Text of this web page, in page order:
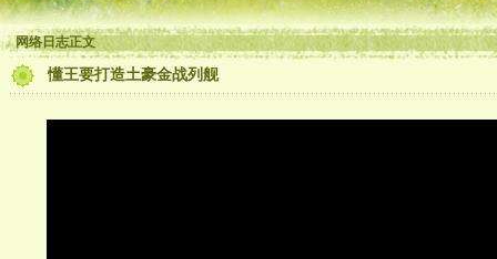
网络日志正文
懂王要打造土豪金战列舰